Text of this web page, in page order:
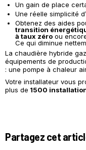
Un gain de place
Une réelle simplicité
Obtenez des aides
transition
à taux zéro ou
Ce qui diminue
La chaudière hybride
équipements de
: une pompe à chaleur
Votre installateur vous
plus de 1500
Partagez cet